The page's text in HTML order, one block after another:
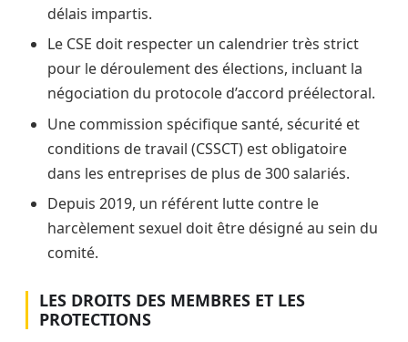
délais impartis.
Le CSE doit respecter un calendrier très strict
pour le déroulement des élections, incluant la
négociation du protocole d’accord préélectoral.
Une commission spécifique santé, sécurité et
conditions de travail (CSSCT) est obligatoire
dans les entreprises de plus de 300 salariés.
Depuis 2019, un référent lutte contre le
harcèlement sexuel doit être désigné au sein du
comité.
LES DROITS DES MEMBRES ET LES
PROTECTIONS